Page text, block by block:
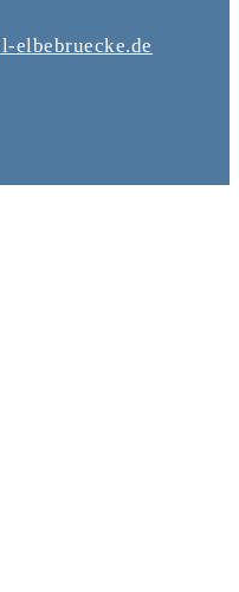
elbebruecke.de